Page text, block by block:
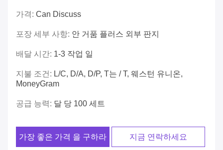
가격: Can Discuss
포장 세부 사항: 안 거품 플러스 외부 판지
배달 시간: 1-3 작업 일
지불 조건: L/C, D/A, D/P, T는 / T, 웨스턴 유니온,
MoneyGram
공급 능력: 달 당 100 세트
가장 좋은 가격 을 구하라 지금 연락하세요